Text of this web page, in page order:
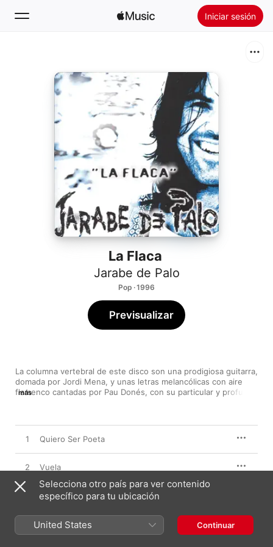
Iniciar sesión
Novedades
Radio
Instalar Apple Music
La Flaca
Jarabe de Palo
Pop · 1996
La columna vertebral de este disco son una prodigiosa guitarra,
domada por Jordi Mena, y unas letras melancólicas con aire
flamenco cantadas por Pau Donés, con su particular y profunda
canciones el "Lado oscuro", "Grita" y "No suelo compararme".
disco. El álbum debut de una de las bandas más
representativas del Rock en español en la actualidad.
más
Previsualizar
1 Quiero Ser Poeta
2 Vuela
3 No Suelo Compararme
La Flaca
Selecciona otro país para ver contenido
específico para tu ubicación
United States Continuar